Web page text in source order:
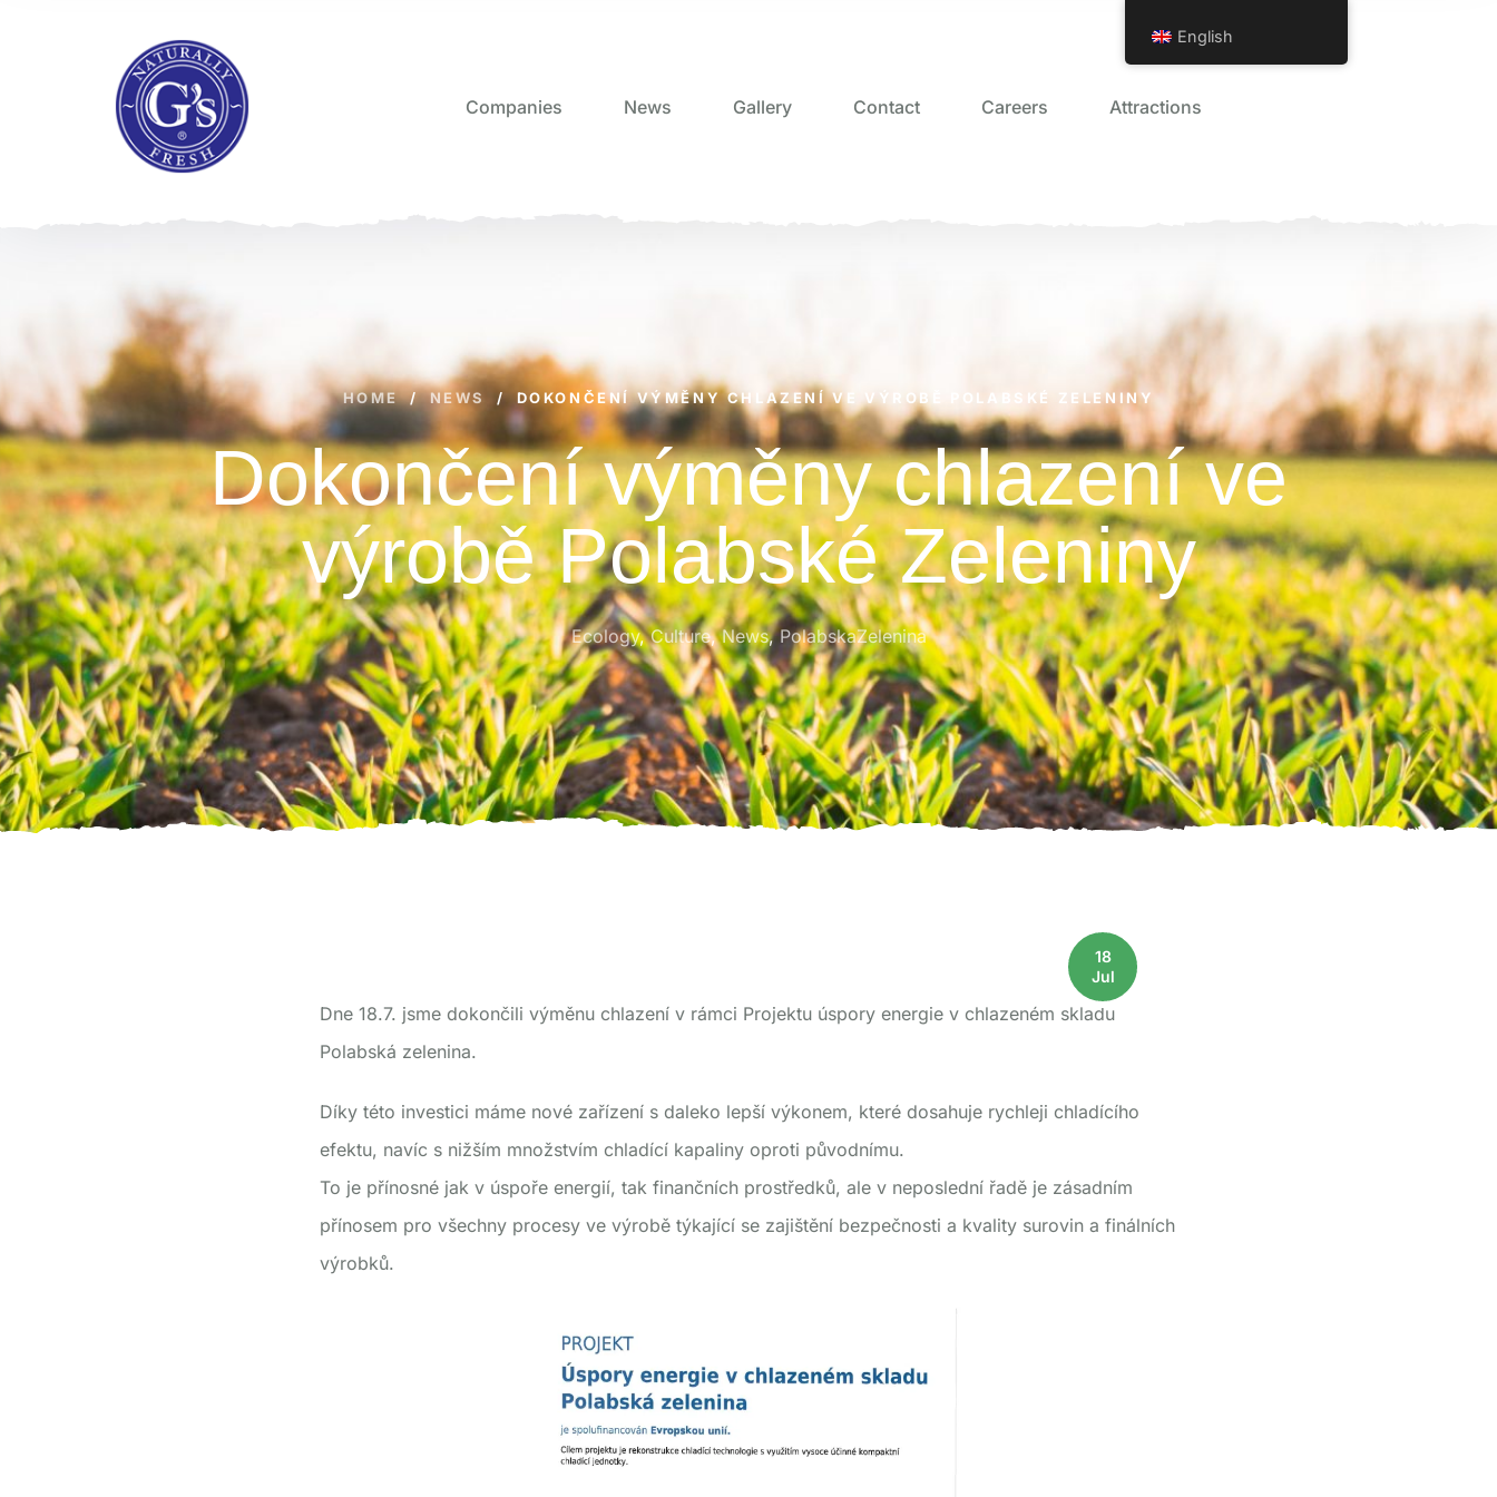
Companies News Gallery Contact Careers Attractions
HOME / NEWS / DOKONČENÍ VÝMĚNY CHLAZENÍ VE VÝROBĚ POLABSKÉ ZELENINY
Dokončení výměny chlazení ve
výrobě Polabské Zeleniny
Ecology,Culture,News,PolabskaZelenina
18
Jul
Dne 18.7. jsme dokončili výměnu chlazení v rámci Projektu úspory energie v chlazeném skladu
Polabská zelenina.
Díky této investici máme nové zařízení s daleko lepší výkonem, které dosahuje rychleji chladícího
efektu, navíc s nižším množstvím chladící kapaliny oproti původnímu.
To je přínosné jak v úspoře energií, tak finančních prostředků, ale v neposlední řadě je zásadním
přínosem pro všechny procesy ve výrobě týkající se zajištění bezpečnosti a kvality surovin a finálních
výrobků.
English